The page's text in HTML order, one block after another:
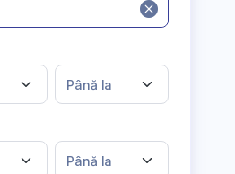
Până la
Până la